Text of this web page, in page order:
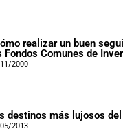
realizar un buen
Fondos Comunes de
2000
destinos más lujosos
2013